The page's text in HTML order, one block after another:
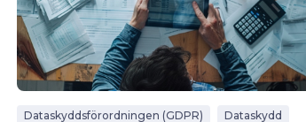
Dataskyddsförordningen (GDPR) Dataskydd